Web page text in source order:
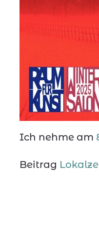
Ich nehme am
Beitrag